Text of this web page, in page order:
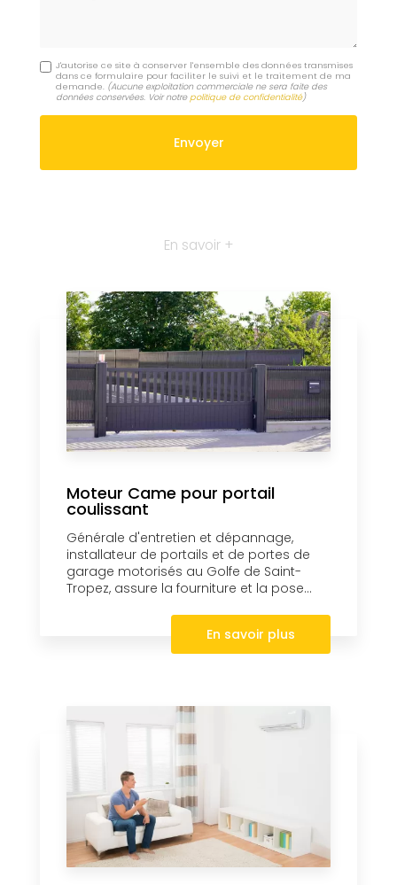
J'autorise ce site à conserver l'ensemble des données transmises
dans ce formulaire pour faciliter le suivi et le traitement de ma
demande. (Aucune exploitation commerciale ne sera faite des
données conservées. Voir notrepolitique de confidentialité)
En savoir +
Moteur Came pour portail
coulissant
Générale d'entretien et dépannage,
installateur de portails et de portes de
garage motorisés au Golfe de Saint-
Tropez, assure la fourniture et la pose...
En savoir plus